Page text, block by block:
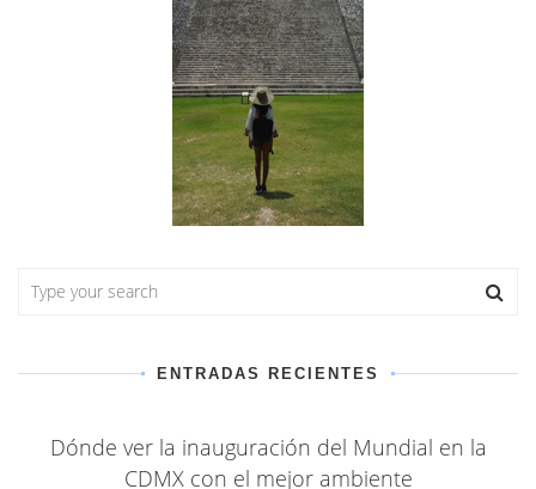
ENTRADAS RECIENTES
Dónde ver la inauguración del Mundial en la
CDMX con el mejor ambiente